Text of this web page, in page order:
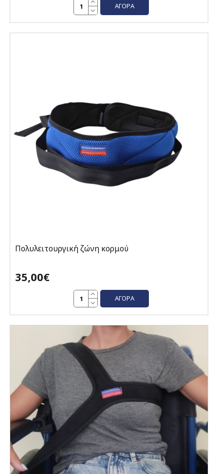
ΑΓΟΡΆ
Πολυλειτουργική ζώνη κορμού
35,00€
ΑΓΟΡΆ